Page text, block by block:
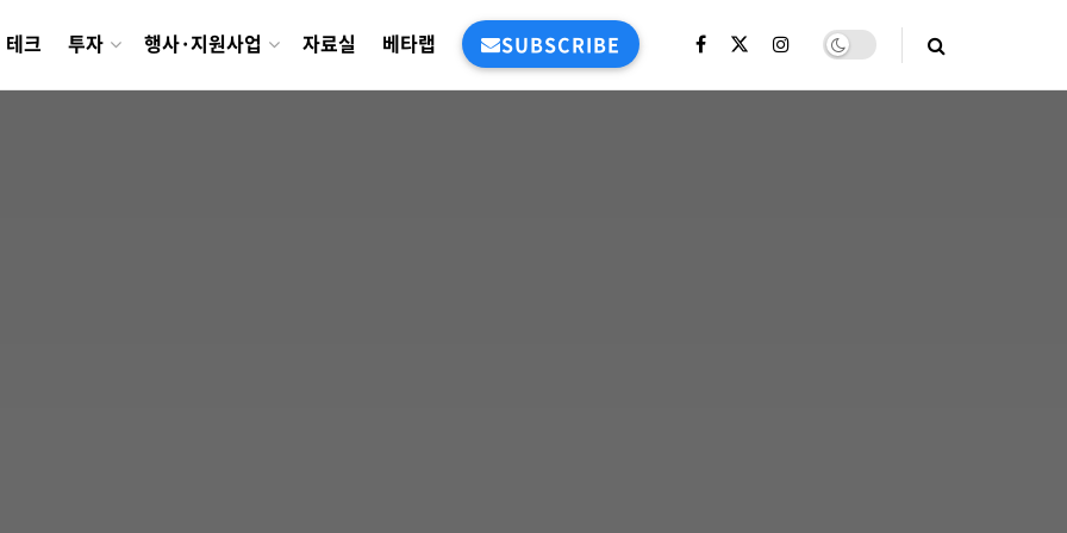
테크 투자 행사·지원사업 자료실 베타랩 SUBSCRIBE